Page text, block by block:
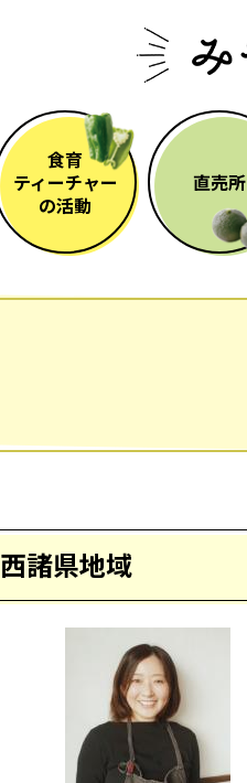
食育
ティーチャー
の活動
直売所
西諸県地域